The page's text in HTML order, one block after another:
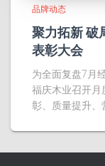
品牌动态
聚力拓新 破
表彰大会
为全面复盘7月
福庆木业召开月
彰、质量提升、